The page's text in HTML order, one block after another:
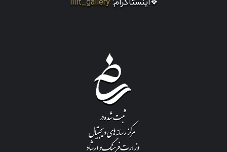
❖اینستاگرام: lilit_gallery